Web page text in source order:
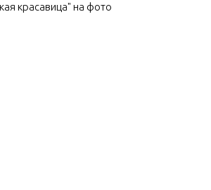
красавица" на фото